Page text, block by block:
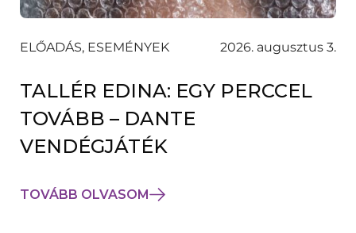
ELŐADÁS, ESEMÉNYEK 2026. augusztus 3.
TALLÉR EDINA: EGY PERCCEL
TOVÁBB – DANTE
VENDÉGJÁTÉK
TOVÁBB OLVASOM